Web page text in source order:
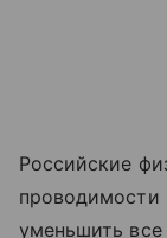
Российские
проводимости
уменьшить все